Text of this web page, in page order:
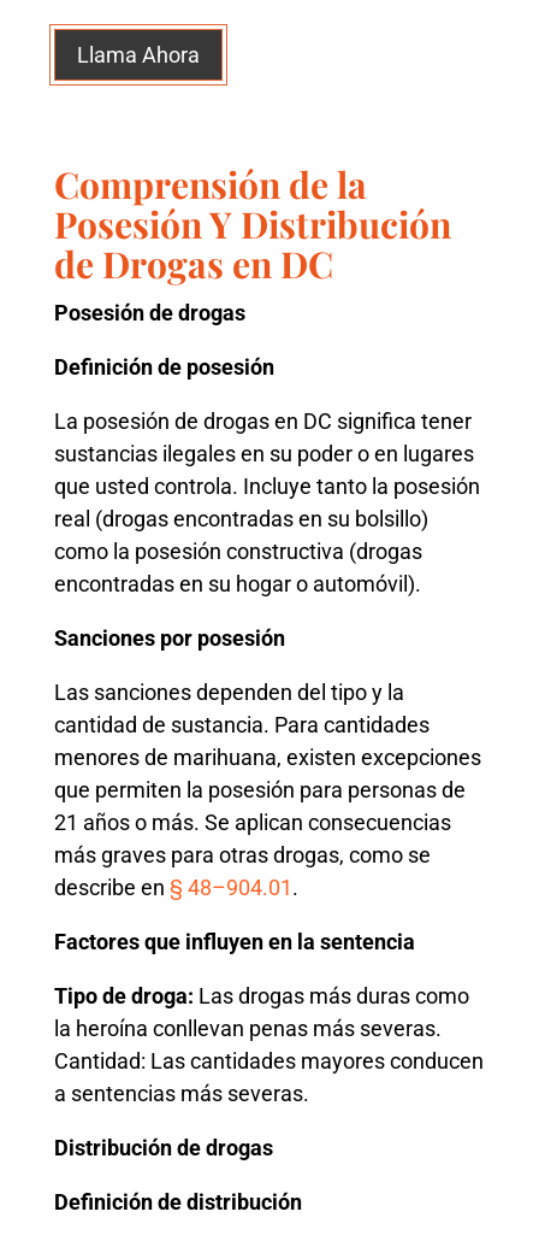
Llama Ahora
Comprensión de la
Posesión Y Distribución
de Drogas en DC
Posesión de drogas
Definición de posesión
La posesión de drogas en DC significa tener
sustancias ilegales en su poder o en lugares
que usted controla. Incluye tanto la posesión
real (drogas encontradas en su bolsillo)
como la posesión constructiva (drogas
encontradas en su hogar o automóvil).
Sanciones por posesión
Las sanciones dependen del tipo y la
cantidad de sustancia. Para cantidades
menores de marihuana, existen excepciones
que permiten la posesión para personas de
21 años o más. Se aplican consecuencias
más graves para otras drogas, como se
describe en § 48–904.01.
Factores que influyen en la sentencia
Tipo de droga: Las drogas más duras como
la heroína conllevan penas más severas.
Cantidad: Las cantidades mayores conducen
a sentencias más severas.
Distribución de drogas
Definición de distribución